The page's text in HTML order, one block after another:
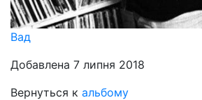
Вад
Добавлена 7 липня 2018
Вернуться к альбому